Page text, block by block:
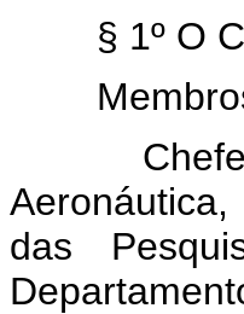
§ 1º O
Membros
Chefe do
das